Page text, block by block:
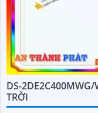
DS-
TRỜI